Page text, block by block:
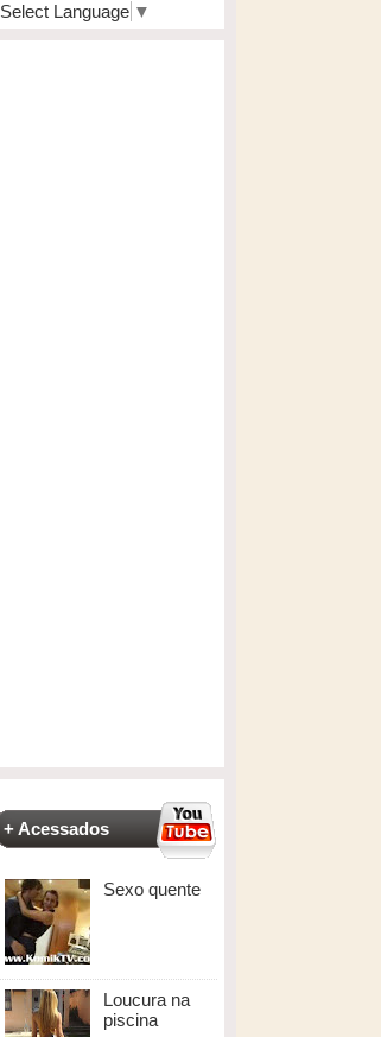
Select Language ▼
+ Acessados
Sexo quente
Loucura na
piscina